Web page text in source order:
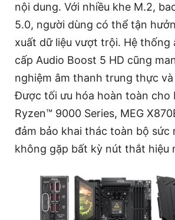
nội dung. Với nhiều khe M.2,
5.0, người dùng có thể tận
xuất dữ liệu vượt trội. Hệ thống
cấp Audio Boost 5 HD cũng
nghiệm âm thanh trung thực
Được tối ưu hóa hoàn toàn cho
Ryzen™ 9000 Series, MEG
đảm bảo khai thác toàn bộ sức
không gặp bất kỳ nút thắt hiệu